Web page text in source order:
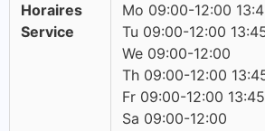
Horaires
Service
Mo 09:00-12:00
Tu 09:00-12:00
We 09:00-12:00
Th 09:00-12:00
Fr 09:00-12:00
Sa 09:00-12:00